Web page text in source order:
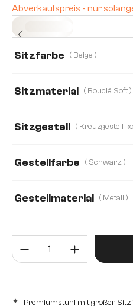
Abverkaufspreis - nur
Sitzfarbe ( Beige )
Sitzmaterial ( Bouclé Soft )
Sitzgestell
Gestellfarbe ( Schwarz )
Gestellmaterial ( Metall )
Holz
Premiumstuhl mit großer